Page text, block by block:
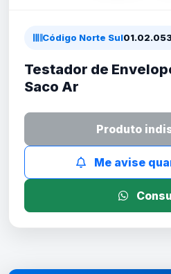
Código Norte Sul
Testador de
Saco Ar
Produto
Me avise